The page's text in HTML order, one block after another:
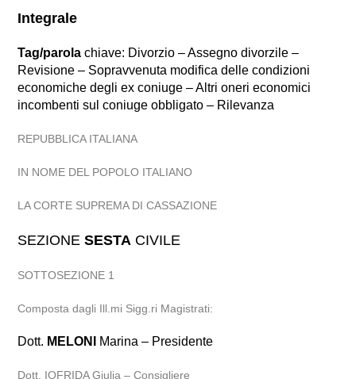
Integrale
Tag/parola chiave: Divorzio – Assegno divorzile –
Revisione – Sopravvenuta modifica delle condizioni
economiche degli ex coniuge – Altri oneri economici
incombenti sul coniuge obbligato – Rilevanza
REPUBBLICA ITALIANA
IN NOME DEL POPOLO ITALIANO
LA CORTE SUPREMA DI CASSAZIONE
SEZIONESESTA CIVILE
SOTTOSEZIONE 1
Composta dagli Ill.mi Sigg.ri Magistrati:
Dott. MELONI Marina – Presidente
Dott. IOFRIDA Giulia – Consigliere